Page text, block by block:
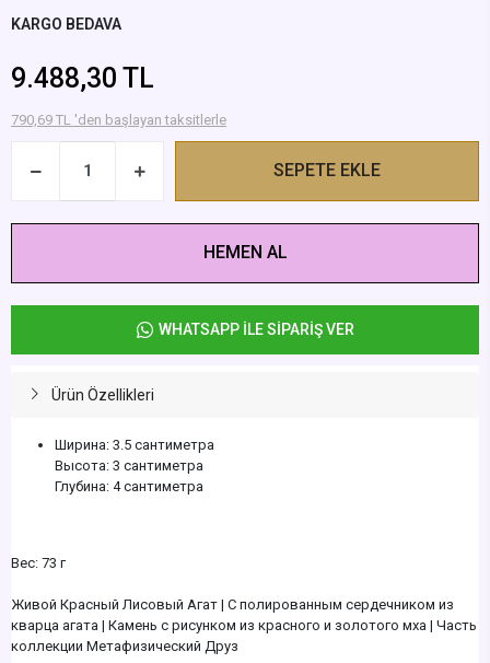
KARGO BEDAVA
9.488,30 TL
790,69 TL 'den başlayan taksitlerle
SEPETE EKLE
HEMEN AL
WHATSAPP İLE SİPARİŞ VER
Ürün Özellikleri
Ширина: 3.5 сантиметра
Высота: 3 сантиметра
Глубина: 4 сантиметра
Вес: 73 г
Живой Красный Лисовый Агат | С полированным сердечником из
кварца агата | Камень с рисунком из красного и золотого мха | Часть
коллекции Метафизический Друз